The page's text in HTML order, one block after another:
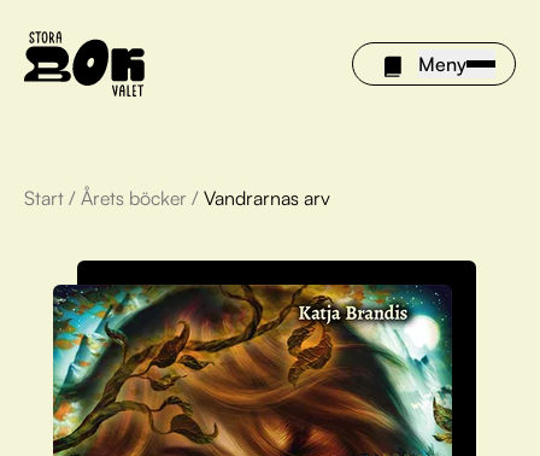
Meny
Årets böcker
Om Stora bokvalet
Olivia tipsar
Vinnare
Start / Årets böcker / Vandrarnas arv